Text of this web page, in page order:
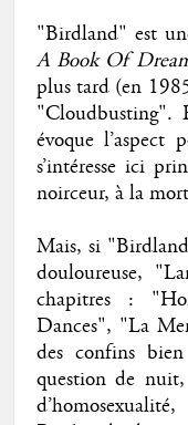
"Birdland" est
A Book Of
plus tard (en
"Cloudbusting".
évoque
s’intéresse ici
noirceur, à la
Mais, si
douloureuse,
chapitres :
Dances", "La
des confins
question de